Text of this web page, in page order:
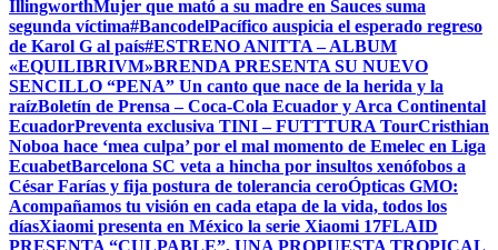
IllingworthMujer que mató a su madre en Sauces suma
segunda víctima#BancodelPacífico auspicia el esperado regreso
de Karol G al país#ESTRENO ANITTA – ALBUM
«EQUILIBRIVM»BRENDA PRESENTA SU NUEVO
SENCILLO “PENA” Un canto que nace de la herida y la
raízBoletín de Prensa – Coca-Cola Ecuador y Arca Continental
EcuadorPreventa exclusiva TINI – FUTTTURA TourCristhian
Noboa hace ‘mea culpa’ por el mal momento de Emelec en Liga
EcuabetBarcelona SC veta a hincha por insultos xenófobos a
César Farías y fija postura de tolerancia ceroÓpticas GMO:
Acompañamos tu visión en cada etapa de la vida, todos los
díasXiaomi presenta en México la serie Xiaomi 17FLAID
PRESENTA “CULPABLE”, UNA PROPUESTA TROPICAL